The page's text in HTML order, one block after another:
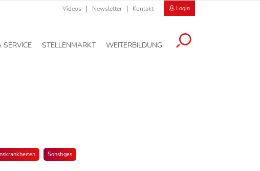
Videos Newsletter Kontakt Login
SERVICE STELLENMARKT WEITERBILDUNG
Sonstiges